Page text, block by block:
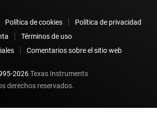
Política de cookies
Política de privacidad
Términos de uso
Comentarios sobre el sitio web
2026Texas Instruments
derechos reservados.